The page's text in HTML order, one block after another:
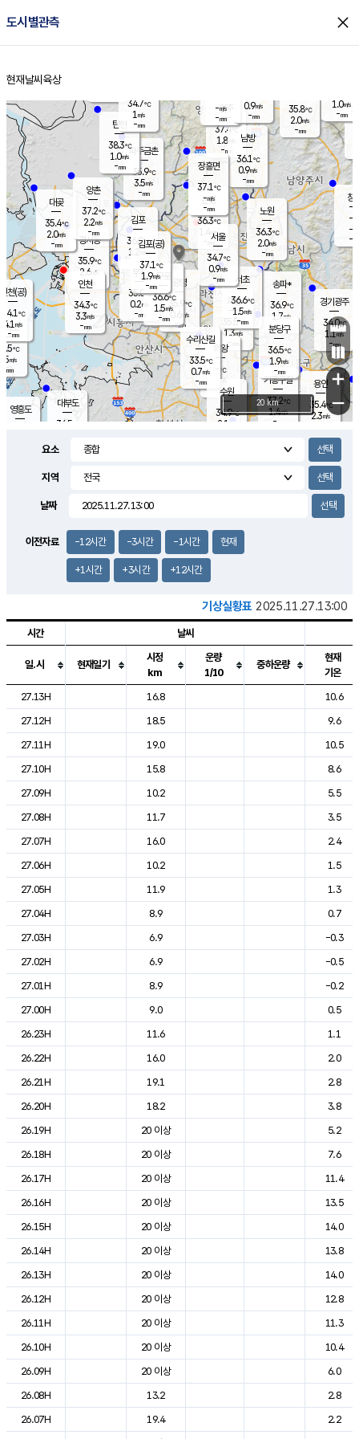
도시별관측 close
홈
현재날씨 육상
의도
℃
m/s
mm
영흥도
양주
37.4℃
1.8
-mm
과천
35.5℃
1.3m/s
- mm
용인
35.4℃
2.3m/s
경기광주
34.0℃
1.1m/s
-mm
1.3m/s
대부도
34.5
경서동
35.9℃
2.6 m/s
-mm
파주금촌
35.9℃
3.5m/s
-mm
35.8℃
2.0m/s
-mm
대곶
35.4℃
2.0m/s
-mm
창
-
-m/
-
탄현
38.3℃
1.0m/s
-mm
1.0m/s
-mm
의왕
- ℃
m/s
mm
김포
36.0℃
1.2 m/s
mm
광명
35.9 ℃
0.6 m/s
-mm
부천
35.0℃
0.2m/s
-mm
양촌
37.2℃
2.2m/s
-mm
구로
36.6℃
1.5m/s
-mm
은평
36.3℃
1.4 m/s
- mm
노원
36.3℃
2.0m/s
-mm
송파*
36.9℃
1.7m/s
-mm
서초
36.6℃
1.5m/s
-mm
남방
36.1℃
0.9m/s
-mm
기흥구갈
37.2℃
1.4m/s
-
수리산길
33.5℃
0.7m/s
-mm
분당구
36.5℃
1.9m/s
-mm
장흥면
37.1℃
-m/s
-mm
-m/s
-mm
인천(공)
34.1℃
4.1 m/s
-mm
김포(공)
37.1℃
1.9m/s
-mm
수원
34.9℃
2.1 m/s
인천
34.3℃
3.3m/s
-mm
서울
34.7℃
0.9m/s
-mm
34.7℃
1 m/s
-mm
0.9m/s
-mm
+
−
20 km
요소
지역
날짜
이전자료 -12시간 -3시간 -1시간 현재
+1시간 +3시간 +12시간
기상실황표 2025.11.27.13:00
도시별 기상실황표로 지점, 날씨, 기온, 강수, 바람, 기압등을 안내한 표입
시간 날씨
일.시 현재일기
시정
km
운량
1/10
중하운량
현재
기온
27.13H
16.8
10.6
27.12H
18.5
9.6
27.11H
19.0
10.5
27.10H
15.8
8.6
27.09H
10.2
5.5
27.08H
11.7
3.5
27.07H
16.0
2.4
27.06H
10.2
1.5
27.05H
11.9
1.3
27.04H
8.9
0.7
27.03H
6.9
-0.3
27.02H
6.9
-0.5
27.01H
8.9
-0.2
27.00H
9.0
0.5
26.23H
11.6
1.1
26.22H
16.0
2.0
26.21H
19.1
2.8
26.20H
18.2
3.8
26.19H
20 이상
5.2
26.18H
20 이상
7.6
26.17H
20 이상
11.4
26.16H
20 이상
13.5
26.15H
20 이상
14.0
26.14H
20 이상
13.8
26.13H
20 이상
14.0
26.12H
20 이상
12.8
26.11H
20 이상
11.3
26.10H
20 이상
10.4
26.09H
20 이상
6.0
26.08H
13.2
2.8
26.07H
19.4
2.2